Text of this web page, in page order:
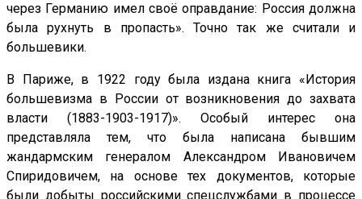
через Германию имел своё оправдание: Россия должна
была рухнуть в пропасть». Точно так же считали и
большевики.
В Париже, в 1922 году была издана книга «История
большевизма в России от возникновения до захвата
власти (1883-1903-1917)». Особый интерес она
представляла тем, что была написана бывшим
жандармским генералом Александром Ивановичем
Спиридовичем, на основе тех документов, которые
были добыты российскими спецслужбами в процессе